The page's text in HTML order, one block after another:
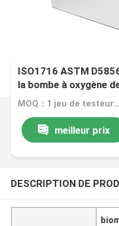
ISO1716 ASTM
la bombe à oxygène
valeur calorifique du
MOQ：1 jeu de testeur de la valeur calorifique du charbon
meilleur prix
DESCRIPTION DE